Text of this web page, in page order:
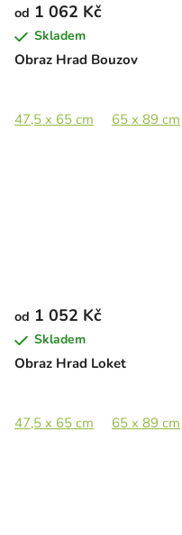
Obraz Hrad Bouzov
od 1 062 Kč
Skladem
47,5 x 65 cm 65 x 89 cm
Obraz Hrad Loket
od 1 052 Kč
Skladem
47,5 x 65 cm 65 x 89 cm